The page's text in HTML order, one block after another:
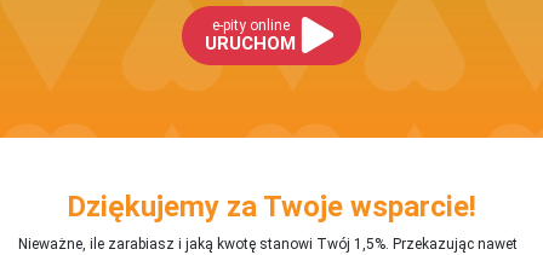
e-pity online
URUCHOM
Dziękujemy za Twoje wsparcie!
Nieważne, ile zarabiasz i jaką kwotę stanowi Twój 1,5%. Przekazując nawet